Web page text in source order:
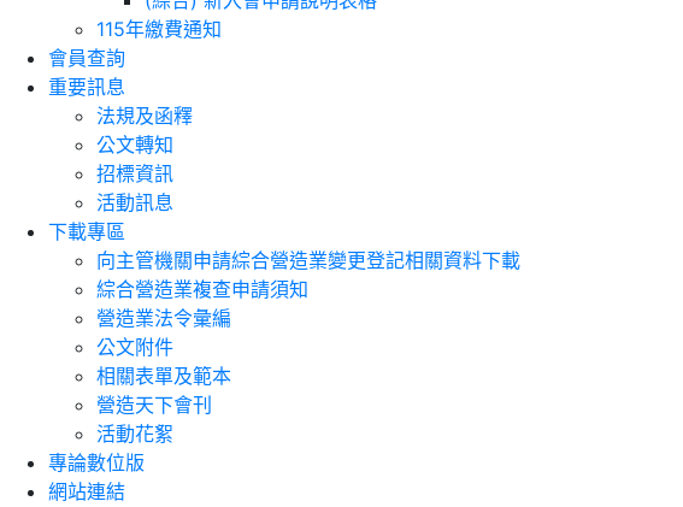
115年繳費通知
會員查詢
重要訊息
法規及函釋
公文轉知
招標資訊
活動訊息
下載專區
向主管機關申請綜合營造業變更登記相關資料下載
綜合營造業複查申請須知
營造業法令彙編
公文附件
相關表單及範本
營造天下會刊
活動花絮
專論數位版
網站連結